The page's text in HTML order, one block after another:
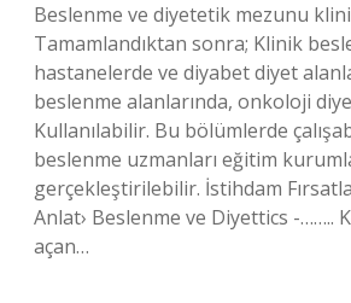
Beslenme ve diyetetik mezunu
Tamamlandıktan sonra; Klinik
hastanelerde ve diyabet diyet
beslenme alanlarında, onkoloji
Kullanılabilir. Bu bölümlerde
beslenme uzmanları eğitim
gerçekleştirilebilir. İstihdam
Anlat› Beslenme ve Diyettics -……..
açan…